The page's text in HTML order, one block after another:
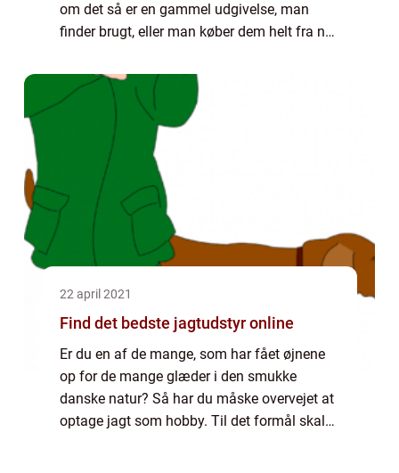
om det så er en gammel udgivelse, man
finder brugt, eller man køber dem helt fra nye
403s1.html Hvis man køber en ekstra
udgave...
22 april 2021
Find det bedste jagtudstyr online
Er du en af de mange, som har fået øjnene
op for de mange glæder i den smukke
danske natur? Så har du måske overvejet at
optage jagt som hobby. Til det formål skal